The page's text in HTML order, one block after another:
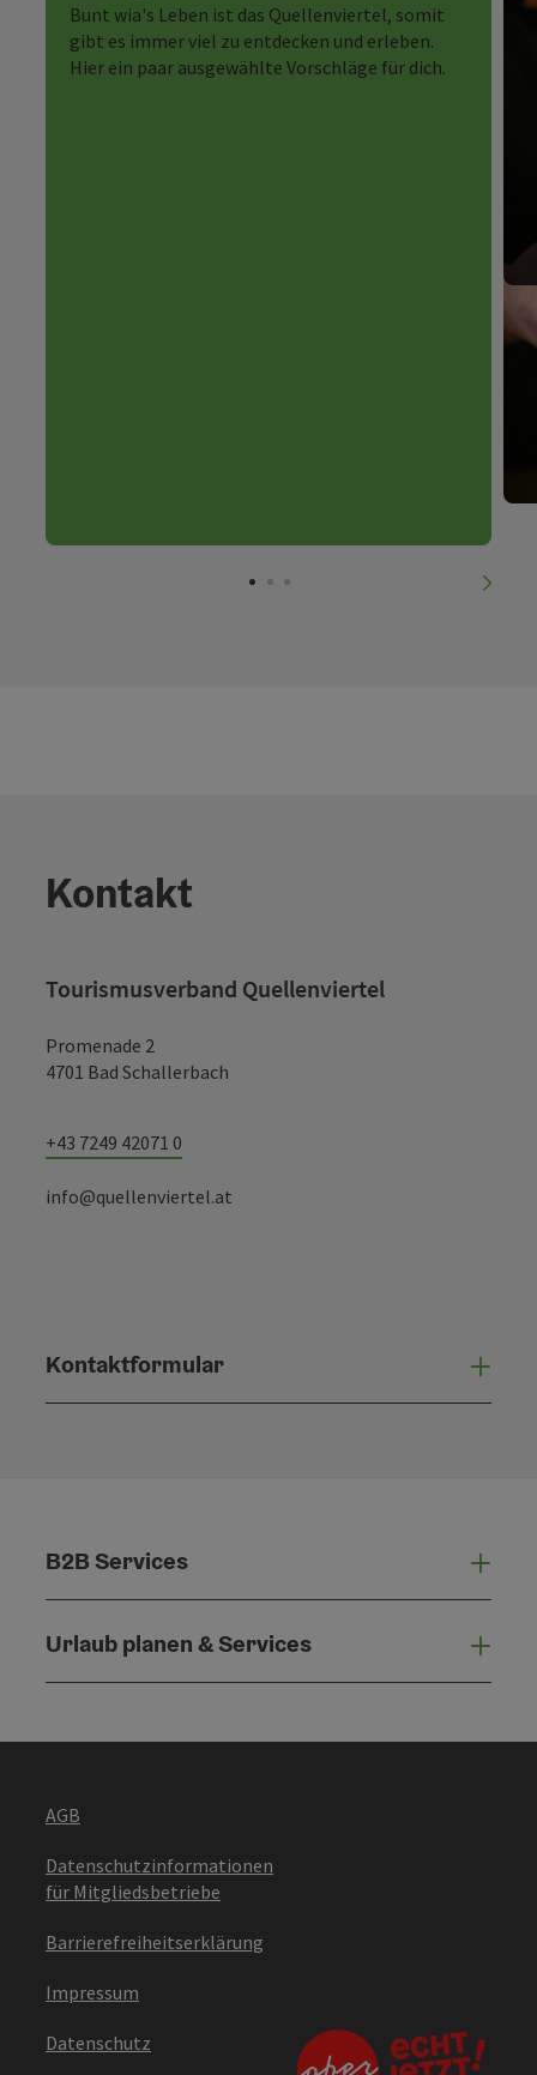
Bunt wia's Leben ist das Quellenviertel, somit
gibt es immer viel zu entdecken und erleben.
Hier ein paar ausgewählte Vorschläge für dich.
Kontakt
Tourismusverband Quellenviertel
Promenade 2
4701 Bad Schallerbach
+43 7249 42071 0
info@quellenviertel.at
Kontaktformular
B2B Services
Urlaub planen & Services
AGB
Datenschutzinformationen
für Mitgliedsbetriebe
Barrierefreiheitserklärung
Impressum
Datenschutz